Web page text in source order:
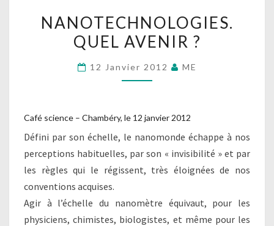
QUEL
AVENIR
NANOTECHNOLOGIES.
QUEL AVENIR ?
12 Janvier 2012 ME
Café science – Chambéry, le 12 janvier 2012
Défini par son échelle, le nanomonde échappe à nos
perceptions habituelles, par son « invisibilité » et par
les règles qui le régissent, très éloignées de nos
conventions acquises.
Agir à l’échelle du nanomètre équivaut, pour les
physiciens, chimistes, biologistes, et même pour les